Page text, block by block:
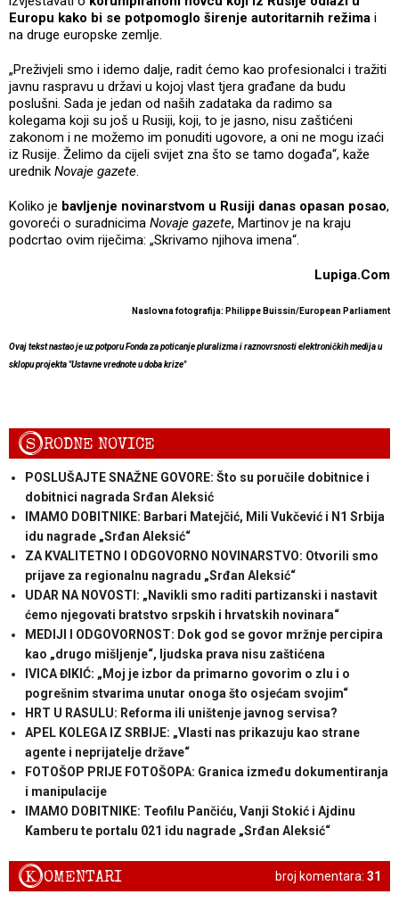
Europu kako bi se potpomoglo širenje autoritarnih režima i
na druge europske zemlje.
„Preživjeli smo i idemo dalje, radit ćemo kao profesionalci i tražiti
javnu raspravu u državi u kojoj vlast tjera građane da budu
poslušni. Sada je jedan od naših zadataka da radimo sa
kolegama koji su još u Rusiji, koji, to je jasno, nisu zaštićeni
zakonom i ne možemo im ponuditi ugovore, a oni ne mogu izaći
iz Rusije. Želimo da cijeli svijet zna što se tamo događa“, kaže
urednik Novaje gazete
Koliko je bavljenje novinarstvom u Rusiji danas opasan posao,
govoreći o suradnicima Novaje gazete, Martinov je na kraju
podcrtao ovim riječima: „Skrivamo njihova imena“.
Lupiga.Com
Naslovna fotografija: Philippe Buissin/European Parliament
Ovaj tekst nastao je uz potporu Fonda za poticanje pluralizma i raznovrsnosti elektroničkih medija u
sklopu projekta "Ustavne vrednote u doba krize"
SRODNE NOVICE
POSLUŠAJTE SNAŽNE GOVORE: Što su poručile dobitnice i
dobitnici nagrada Srđan Aleksić
IMAMO DOBITNIKE: Barbari Matejčić, Mili Vukčević i N1 Srbija
idu nagrade „Srđan Aleksić“
ZA KVALITETNO I ODGOVORNO NOVINARSTVO: Otvorili smo
prijave za regionalnu nagradu „Srđan Aleksić“
UDAR NA NOVOSTI: „Navikli smo raditi partizanski i nastavit
ćemo njegovati bratstvo srpskih i hrvatskih novinara“
MEDIJI I ODGOVORNOST: Dok god se govor mržnje percipira
kao „drugo mišljenje“, ljudska prava nisu zaštićena
IVICA ĐIKIĆ: „Moj je izbor da primarno govorim o zlu i o
pogrešnim stvarima unutar onoga što osjećam svojim“
HRT U RASULU: Reforma ili uništenje javnog servisa?
APEL KOLEGA IZ SRBIJE: „Vlasti nas prikazuju kao strane
agente i neprijatelje države“
FOTOŠOP PRIJE FOTOŠOPA: Granica između dokumentiranja
i manipulacije
IMAMO DOBITNIKE: Teofilu Pančiću, Vanji Stokić i Ajdinu
Kamberu te portalu 021 idu nagrade „Srđan Aleksić“
broj komentara: 31
KOMENTARI